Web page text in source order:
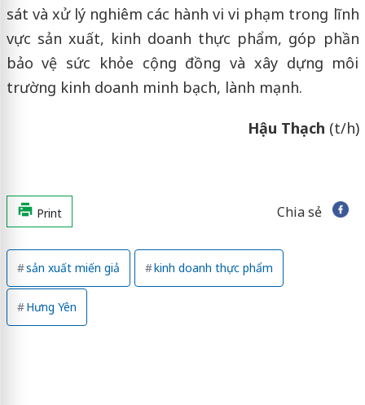
sát và xử lý nghiêm các hành vi vi phạm trong lĩnh
vực sản xuất, kinh doanh thực phẩm, góp phần
bảo vệ sức khỏe cộng đồng và xây dựng môi
trường kinh doanh minh bạch, lành mạnh.
Hậu Thạch (t/h)
Print Chia sẻ
sản xuất miến giả kinh doanh thực phẩm
Hưng Yên